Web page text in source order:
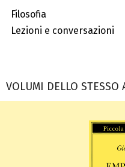
Filosofia
Lezioni e conversazioni
VOLUMI DELLO STESSO